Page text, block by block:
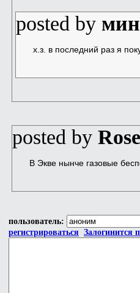
posted by
х.з. в последний раз я
posted by
В Экве нынче газовые
пользователь:
регистрироваться Залогинится